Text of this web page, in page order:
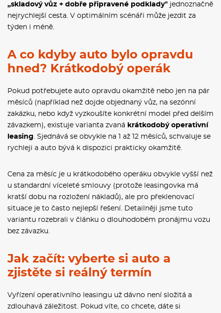
„skladový vůz + dobře připravené podklady" jednoznačně
nejrychlejší cesta. V optimálním scénáři může jezdit za
týden i méně.
A co kdyby auto bylo opravdu
hned? Krátkodobý operák
Pokud potřebujete auto opravdu okamžitě nebo jen na pár
měsíců (například než dojde objednaný vůz, na sezónní
zakázku, nebo když vyzkoušíte konkrétní model před delším
závazkem), existuje varianta zvaná krátkodobý operativní
leasing . Sjednává se obvykle na 1 až 12 měsíců, schvaluje se
rychleji a auto bývá k dispozici prakticky okamžitě.
Cena za měsíc je u krátkodobého operáku obvykle vyšší než
u standardní víceleté smlouvy (protože leasingovka má
kratší dobu na rozložení nákladů), ale pro překlenovací
situace je to často nejlepší řešení. Detailněji jsme tuto
variantu rozebrali v článku o dlouhodobém pronájmu vozu
bez závazku.
Jak začít: vyberte si auto a
zjistěte si reálný termín
Vyřízení operativního leasingu už dávno není složitá a
zdlouhavá záležitost. Pokud víte, co chcete, dáte si